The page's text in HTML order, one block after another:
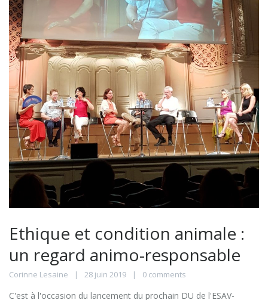
Ethique et condition animale :
un regard animo-responsable
Corinne Lesaine 28 juin 2019 0 comments
C'est à l'occasion du lancement du prochain DU de l'ESAV-